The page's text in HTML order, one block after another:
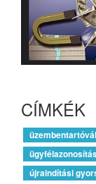
CÍMKÉK
újraindítási